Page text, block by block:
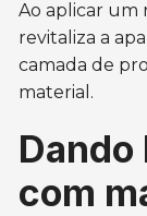
Ao aplicar um
revitaliza a
camada de
material.
com